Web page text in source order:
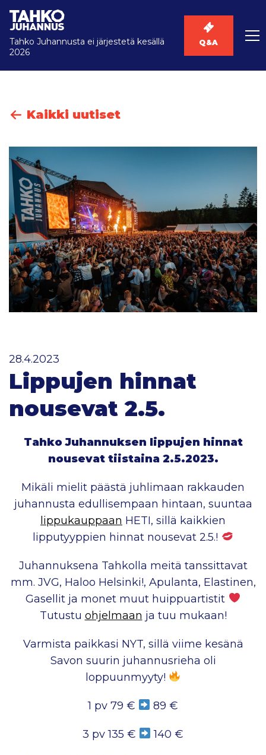
Tahko Juhannusta ei järjestetä kesällä
2026
Q&A
Kaikki uutiset
28.4.2023
Lippujen hinnat
nousevat 2.5.
Tahko Juhannuksen lippujen hinnat
nousevat tiistaina 2.5.2023.
Mikäli mielit päästä juhlimaan rakkauden
juhannusta edullisempaan hintaan, suuntaa
lippukauppaan HETI, sillä kaikkien
lipputyyppien hinnat nousevat 2.5.!
Juhannuksena Tahkolla meitä tanssittavat
mm. JVG, Haloo Helsinki!, Apulanta, Elastinen,
Gasellit ja monet muut huippuartistit
Tutustu ohjelmaan ja tuu mukaan!
Varmista paikkasi NYT, sillä viime kesänä
Savon suurin juhannusrieha oli
loppuunmyyty!
1 pv 79 € 89 €
3 pv 135 € 140 €